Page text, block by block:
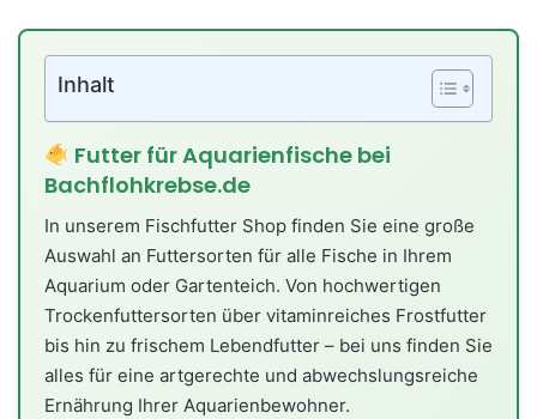
Inhalt
Futter für Aquarienfische bei
Bachflohkrebse.de
In unserem Fischfutter Shop finden Sie eine große
Auswahl an Futtersorten für alle Fische in Ihrem
Aquarium oder Gartenteich. Von hochwertigen
Trockenfuttersorten über vitaminreiches Frostfutter
bis hin zu frischem Lebendfutter – bei uns finden Sie
alles für eine artgerechte und abwechslungsreiche
Ernährung Ihrer Aquarienbewohner.